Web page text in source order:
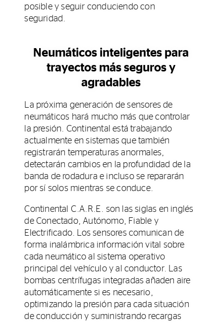
posible y seguir conduciendo con
seguridad.
Neumáticos inteligentes para
trayectos más seguros y
agradables
La próxima generación de sensores de
neumáticos hará mucho más que controlar
la presión. Continental está trabajando
actualmente en sistemas que también
registrarán temperaturas anormales,
detectarán cambios en la profundidad de la
banda de rodadura e incluso se repararán
por sí solos mientras se conduce.
Continental C.A.R.E. son las siglas en inglés
de Conectado, Autónomo, Fiable y
Electrificado. Los sensores comunican de
forma inalámbrica información vital sobre
cada neumático al sistema operativo
principal del vehículo y al conductor. Las
bombas centrífugas integradas añaden aire
automáticamente si es necesario,
optimizando la presión para cada situación
de conducción y suministrando recargas